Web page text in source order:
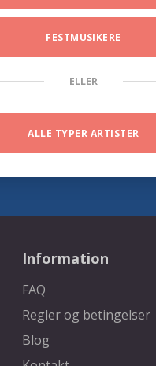
FESTMUSIKERE
ELLER
ALLE TYPER ARTISTER
Information
FAQ
Regler og betingelser
Blog